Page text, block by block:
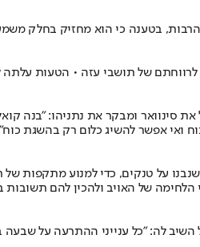
בטענה כי הוא מחזיק בחלק משמעותי
של תושבי עזה • הטעות עלתה
בהם ישראל יכלה לחסל את סינוואר ומבקר את
על טנקים, כדי למנוע מתקפות
לה: "כל ענייני ההתרעה על שבעה